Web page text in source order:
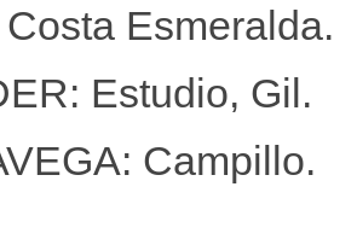
Esmeralda.
Estudio, Gil.
Campillo.